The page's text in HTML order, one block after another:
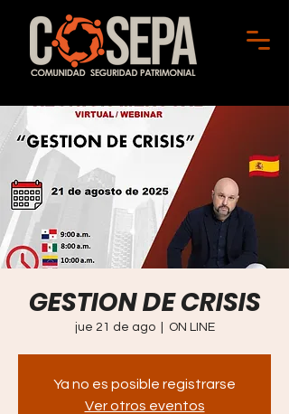
GESTION DE CRISIS
jue 21 de ago
  |
ON LINE
Ya no es posible registrarse
Ver otros eventos